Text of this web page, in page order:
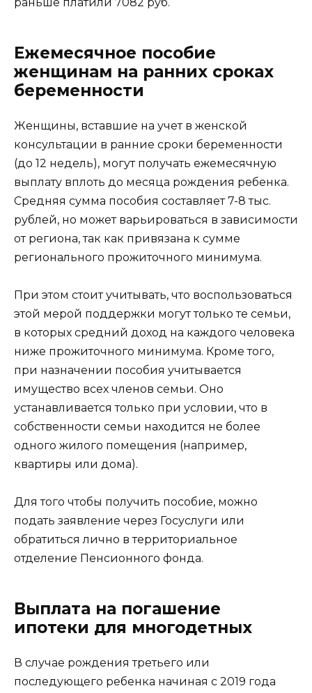
Ежемесячное пособие
женщинам на ранних сроках
беременности
Женщины, вставшие на учет в женской
консультации в ранние сроки беременности
(до 12 недель), могут получать ежемесячную
выплату вплоть до месяца рождения ребенка.
Средняя сумма пособия составляет 7-8 тыс.
рублей, но может варьироваться в зависимости
от региона, так как привязана к сумме
регионального прожиточного минимума.
При этом стоит учитывать, что воспользоваться
этой мерой поддержки могут только те семьи,
в которых средний доход на каждого человека
ниже прожиточного минимума. Кроме того,
при назначении пособия учитывается
имущество всех членов семьи. Оно
устанавливается только при условии, что в
собственности семьи находится не более
одного жилого помещения (например,
квартиры или дома).
Для того чтобы получить пособие, можно
подать заявление через Госуслуги или
обратиться лично в территориальное
отделение Пенсионного фонда.
Выплата на погашение
ипотеки для многодетных
В случае рождения третьего или
последующего ребенка начиная с 2019 года